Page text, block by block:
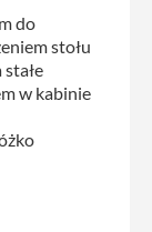
do
stołu
w kabinie